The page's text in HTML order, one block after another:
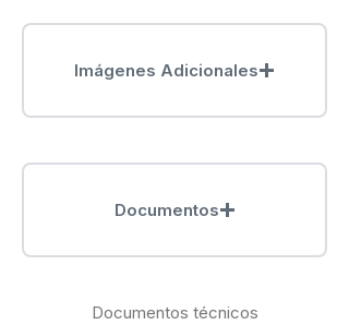
Imágenes Adicionales
Documentos
Documentos técnicos